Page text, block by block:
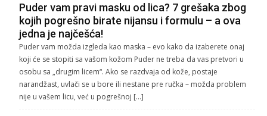
Puder vam pravi masku od lica? 7 grešaka zbog
kojih pogrešno birate nijansu i formulu – a ova
jedna je najčešća!
Puder vam možda izgleda kao maska – evo kako da izaberete onaj
koji će se stopiti sa vašom kožom Puder ne treba da vas pretvori u
osobu sa „drugim licem“. Ako se razdvaja od kože, postaje
narandžast, uvlači se u bore ili nestane pre ručka – možda problem
nije u vašem licu, već u pogrešnoj […]